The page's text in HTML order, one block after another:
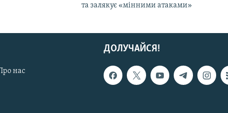
та залякує «мінними атаками»
ДОЛУЧАЙСЯ!
нас